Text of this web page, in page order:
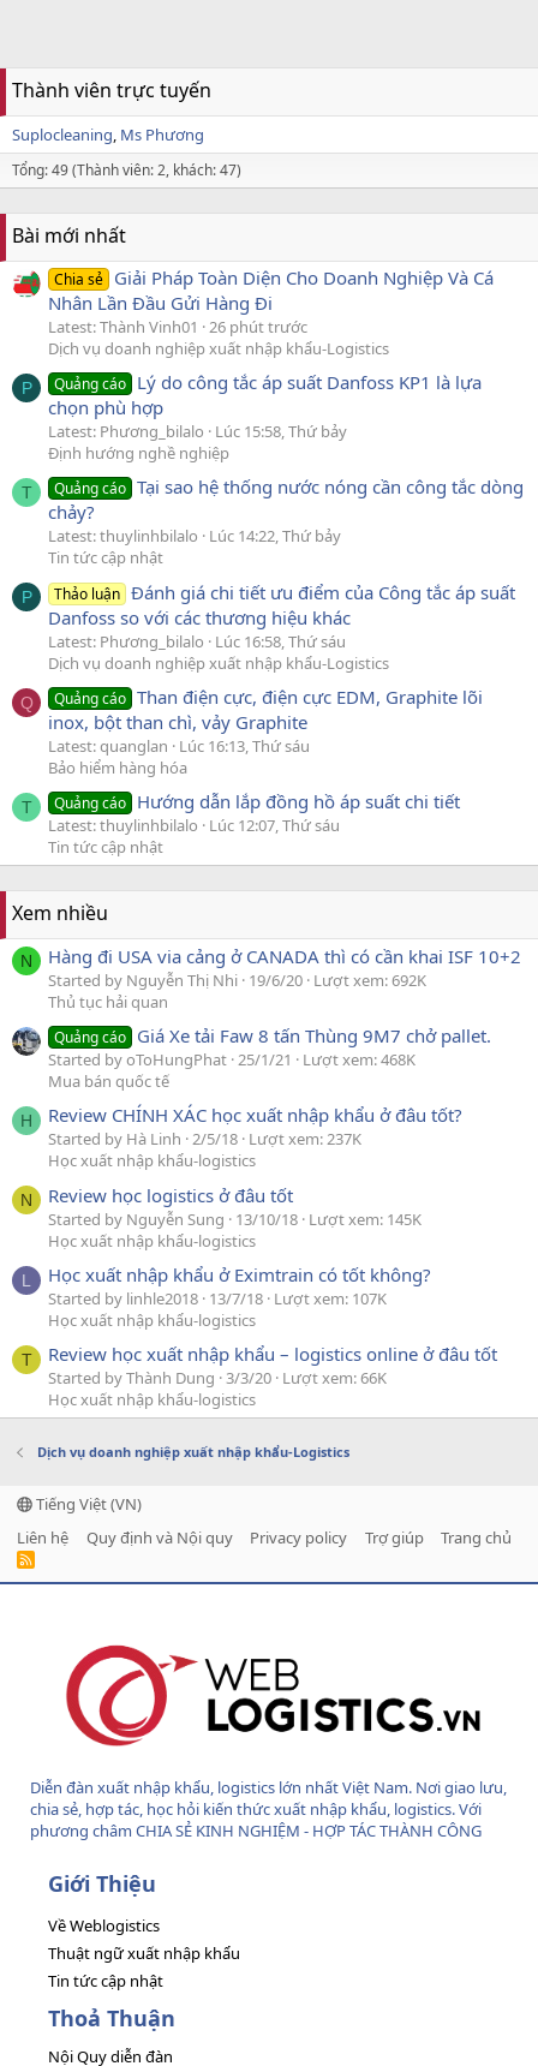
Thành viên trực tuyến
Suplocleaning Ms Phương
Tổng: 49 (Thành viên: 2, khách: 47)
Bài mới nhất
Chia sẻ Giải Pháp Toàn Diện Cho Doanh Nghiệp Và Cá
Nhân Lần Đầu Gửi Hàng Đi
Latest: Thành Vinh01
26 phút trước
Dịch vụ doanh nghiệp xuất nhập khẩu-Logistics
P Quảng cáo Lý do công tắc áp suất Danfoss KP1 là lựa
chọn phù hợp
Latest: Phương_bilalo
Lúc 15:58, Thứ bảy
Định hướng nghề nghiệp
T Quảng cáo Tại sao hệ thống nước nóng cần công tắc dòng
chảy?
Latest: thuylinhbilalo
Lúc 14:22, Thứ bảy
Tin tức cập nhật
P Thảo luận Đánh giá chi tiết ưu điểm của Công tắc áp suất
Danfoss so với các thương hiệu khác
Latest: Phương_bilalo
Lúc 16:58, Thứ sáu
Dịch vụ doanh nghiệp xuất nhập khẩu-Logistics
Q Quảng cáo Than điện cực, điện cực EDM, Graphite lõi
inox, bột than chì, vảy Graphite
Latest: quanglan
Lúc 16:13, Thứ sáu
Bảo hiểm hàng hóa
T Quảng cáo Hướng dẫn lắp đồng hồ áp suất chi tiết
Latest: thuylinhbilalo
Lúc 12:07, Thứ sáu
Tin tức cập nhật
Xem nhiều
N Hàng đi USA via cảng ở CANADA thì có cần khai ISF 10+2
Started by Nguyễn Thị Nhi 19/6/20 Lượt xem: 692K
Thủ tục hải quan
Quảng cáo Giá Xe tải Faw 8 tấn Thùng 9M7 chở pallet.
Started by oToHungPhat 25/1/21
Lượt xem: 468K
Mua bán quốc tế
H Review CHÍNH XÁC học xuất nhập khẩu ở đâu tốt?
Started by Hà Linh 2/5/18 Lượt xem: 237K
Học xuất nhập khẩu-logistics
N Review học logistics ở đâu tốt
Started by Nguyễn Sung 13/10/18 Lượt xem: 145K
Học xuất nhập khẩu-logistics
L Học xuất nhập khẩu ở Eximtrain có tốt không?
Started by linhle2018 13/7/18 Lượt xem: 107K
Học xuất nhập khẩu-logistics
T Review học xuất nhập khẩu – logistics online ở đâu tốt
Started by Thành Dung 3/3/20 Lượt xem: 66K
Học xuất nhập khẩu-logistics
Dịch vụ doanh nghiệp xuất nhập khẩu-Logistics
Tiếng Việt (VN)
Liên hệ
Quy định và Nội quy Privacy policy Trợ giúp Trang chủ
R
Diễn đàn xuất nhập khẩu, logistics lớn nhất Việt Nam. Nơi giao lưu,
chia sẻ, hợp tác, học hỏi kiến thức xuất nhập khẩu, logistics. Với
phương châm CHIA SẺ KINH NGHIỆM - HỢP TÁC THÀNH CÔNG
Giới Thiệu
Về Weblogistics
Thuật ngữ xuất nhập khẩu
Tin tức cập nhật
Thoả Thuận
Nội Quy diễn đàn